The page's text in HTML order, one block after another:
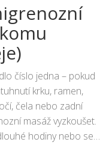
číslo jedna – pokud
krku, ramen,
čela nebo zadní
masáž vyzkoušet.
hodiny nebo se